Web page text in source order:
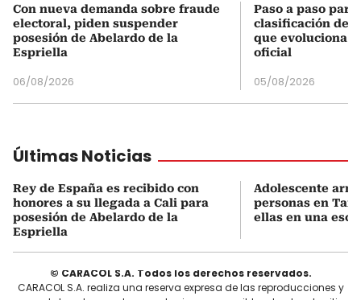
Con nueva demanda sobre fraude
electoral, piden suspender
posesión de Abelardo de la
Espriella
06/08/2026
Paso a paso
clasificación del
que evoluciona
oficial
05/08/2026
Últimas Noticias
Rey de España es recibido con
honores a su llegada a Cali para
posesión de Abelardo de la
Espriella
Adolescente
personas en
ellas en una
© CARACOL S.A. Todos los derechos reservados.
CARACOL S.A. realiza una reserva expresa de las reproducciones y